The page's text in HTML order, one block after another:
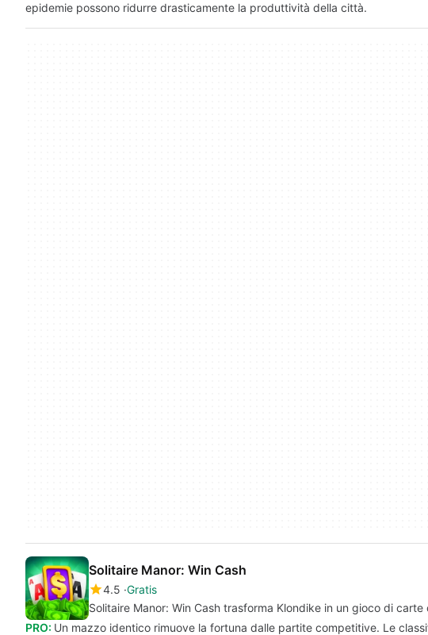
epidemie possono ridurre drasticamente la produttività della città.
Solitaire Manor: Win Cash
4.5 Gratis
Solitaire Manor: Win Cash trasforma Klondike in un gioco di
PRO: Un mazzo identico rimuove la fortuna dalle partite competitive. Le